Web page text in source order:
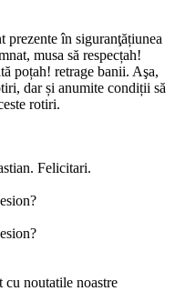
prezente în siguranţățiunea
musa să respecțah!
poțah! retrage banii. Aşa,
dar și anumite condiții să
rotiri.
Felicitari.
cu noutatile noastre